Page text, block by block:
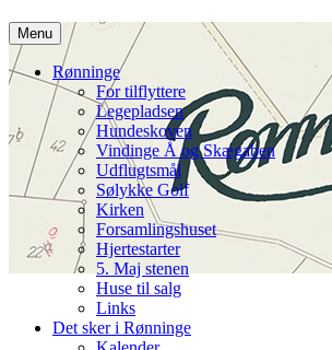
Menu Hop
til
indhold
Rønninge
For tilflyttere
Legepladsen
Hundeskoven
Vindinge Å og Skægaben
Udflugtsmål
Sølykke Golf
Kirken
Forsamlingshuset
Hjertestarter
5. Maj stenen
Huse til salg
Links
Det sker i Rønninge